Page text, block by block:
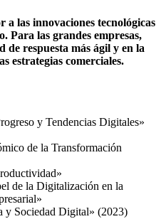
a las innovaciones tecnológicas
Para las grandes empresas,
de respuesta más ágil y en la
estrategias comerciales.
y Tendencias Digitales»
de la Transformación
de la Digitalización en la
y Sociedad Digital» (2023)